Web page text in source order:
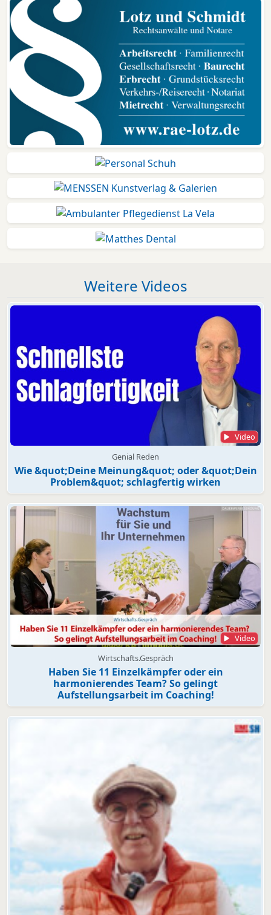
Weitere Videos
Video
Genial Reden
Wie &quot;Deine Meinung&quot; oder &quot;Dein
Problem&quot; schlagfertig wirken
Video
Wirtschafts.Gespräch
Haben Sie 11 Einzelkämpfer oder ein
harmonierendes Team? So gelingt
Aufstellungsarbeit im Coaching!